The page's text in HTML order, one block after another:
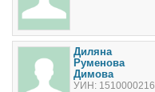
Диляна
Руменова
Димова
УИН: 1510000216